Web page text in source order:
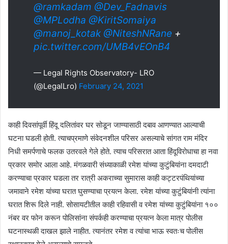
@ramkadam @Dev_Fadnavis
@MPLodha @KiritSomaiya
@manoj_kotak @NiteshNRane +
pic.twitter.com/UMB4vEOnB4
— Legal Rights Observatory- LRO
(@LegalLro) February 24, 2021
काही दिवसांपूर्वी हिंदू दलितांवर घर सोडून जाण्यासाठी दबाव आणण्यात आल्याची
घटना घडली होती. त्याचप्रमाणे संवेदनशील परिसर असल्याचे सांगत राम मंदिर
निधी समर्पणाचे फलक उतरवले गेले होते. त्याच परिसरात आता हिंदूविरोधाचा हा नवा
प्रकार समोर आला आहे. मंगळवारी संध्याकाळी रमेश यांच्या कुटुंबियांना दमदाटी
करण्याचा प्रकार घडला तर रात्री अकराच्या सुमारास काही कट्टरपंथियांच्या
जमावाने रमेश यांच्या घरात घुसण्याचा प्रयत्न केला. रमेश यांच्या कुटुंबियांनी त्यांना
घरात शिरू दिले नाही. सोसायटीतील काही रहिवासी व रमेश यांच्या कुटुंबियांना १००
नंबर वर फोन करून पोलिसांना संपर्कही करण्याचा प्रयत्न केला मात्र पोलीस
घटनास्थळी दाखल झाले नाहीत. त्यानंतर रमेश व त्यांचा भाऊ स्वतःच पोलीस